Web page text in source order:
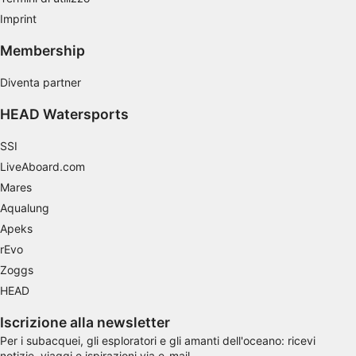
Imprint
Membership
Diventa partner
HEAD Watersports
SSI
LiveAboard.com
Mares
Aqualung
Apeks
rEvo
Zoggs
HEAD
Iscrizione alla newsletter
Per i subacquei, gli esploratori e gli amanti dell'oceano: ricevi
Misurare le prestazioni degli annunci
Misurare le prestazioni dei contenuti
Comprendere il pubblico attraverso
provenienti da fonti diverse
contenuti
Caratteristiche speciali IAB:
Riconoscere i dispositivi in base a
informazioni richieste attivamente
Finalità di trattamento non legate all'AIAB:
Necessario